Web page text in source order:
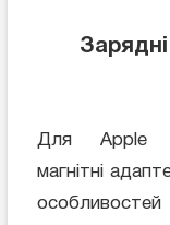
Для Apple
магнітні